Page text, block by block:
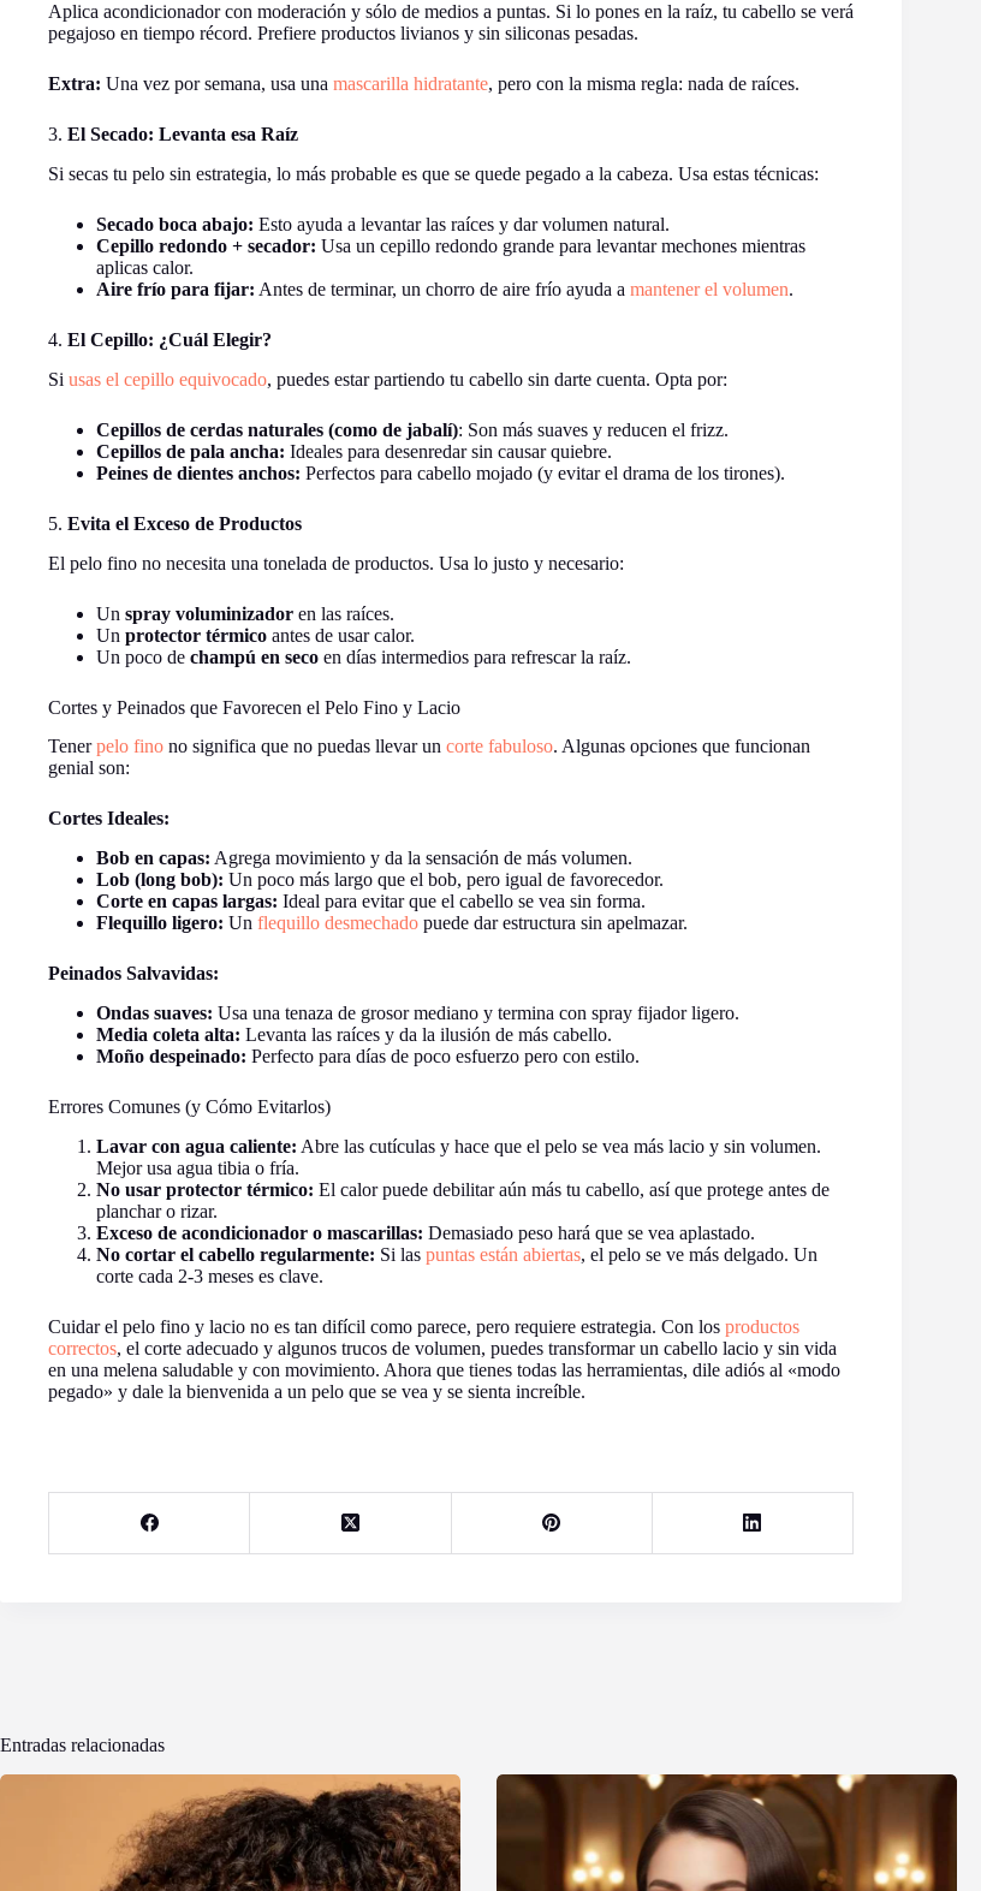
Aplica acondicionador con moderación y sólo de medios a puntas. Si lo pones en la raíz, tu cabello se verá
pegajoso en tiempo récord. Prefiere productos livianos y sin siliconas pesadas.
Extra: Una vez por semana, usa una mascarilla hidratante, pero con la misma regla: nada de raíces.
3. El Secado: Levanta esa Raíz
Si secas tu pelo sin estrategia, lo más probable es que se quede pegado a la cabeza. Usa estas técnicas:
Secado boca abajo: Esto ayuda a levantar las raíces y dar volumen natural.
Cepillo redondo + secador: Usa un cepillo redondo grande para levantar mechones mientras
aplicas calor.
Aire frío para fijar: Antes de terminar, un chorro de aire frío ayuda a mantener el volumen.
4. El Cepillo: ¿Cuál Elegir?
Si usas el cepillo equivocado, puedes estar partiendo tu cabello sin darte cuenta. Opta por:
Cepillos de cerdas naturales (como de jabalí): Son más suaves y reducen el frizz.
Cepillos de pala ancha: Ideales para desenredar sin causar quiebre.
Peines de dientes anchos: Perfectos para cabello mojado (y evitar el drama de los tirones).
5. Evita el Exceso de Productos
El pelo fino no necesita una tonelada de productos. Usa lo justo y necesario:
Un spray voluminizador en las raíces.
Un protector térmico antes de usar calor.
Un poco de champú en seco en días intermedios para refrescar la raíz.
Cortes y Peinados que Favorecen el Pelo Fino y Lacio
Tenerpelo fino no significa que no puedas llevar un corte fabuloso. Algunas opciones que funcionan
genial son:
Cortes Ideales:
Bob en capas: Agrega movimiento y da la sensación de más volumen.
Lob (long bob): Un poco más largo que el bob, pero igual de favorecedor.
Corte en capas largas: Ideal para evitar que el cabello se vea sin forma.
Flequillo ligero: Un flequillo desmechado puede dar estructura sin apelmazar.
Peinados Salvavidas:
Ondas suaves: Usa una tenaza de grosor mediano y termina con spray fijador ligero.
Media coleta alta: Levanta las raíces y da la ilusión de más cabello.
Moño despeinado: Perfecto para días de poco esfuerzo pero con estilo.
Errores Comunes (y Cómo Evitarlos)
Lavar con agua caliente: Abre las cutículas y hace que el pelo se vea más lacio y sin volumen.
Mejor usa agua tibia o fría.
No usar protector térmico: El calor puede debilitar aún más tu cabello, así que protege antes de
planchar o rizar.
Exceso de acondicionador o mascarillas: Demasiado peso hará que se vea aplastado.
No cortar el cabello regularmente: Si las puntas están abiertas, el pelo se ve más delgado. Un
corte cada 2-3 meses es clave.
Cuidar el pelo fino y lacio no es tan difícil como parece, pero requiere estrategia. Con los productos
correctos, el corte adecuado y algunos trucos de volumen, puedes transformar un cabello lacio y sin vida
en una melena saludable y con movimiento. Ahora que tienes todas las herramientas, dile adiós al «modo
pegado» y dale la bienvenida a un pelo que se vea y se sienta increíble.
Entradas relacionadas